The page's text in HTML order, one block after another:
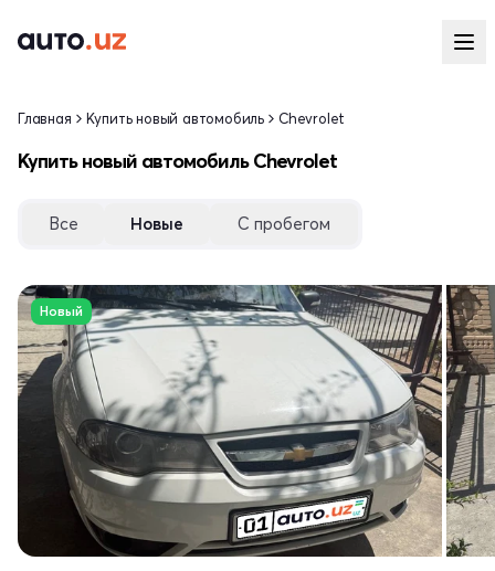
Главная Купить новый автомобиль Chevrolet
Купить новый автомобиль Chevrolet
Все Новые С пробегом
Новый